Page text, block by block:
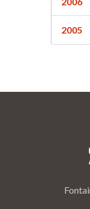
2005